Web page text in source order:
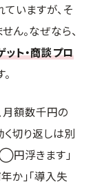
ていますが、そ
ん。なぜなら、
ット・商談プロ
月額数千円の
く切り返しは別
◯円浮きます」
か」「導入失